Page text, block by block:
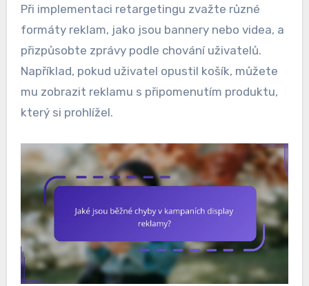
Při implementaci retargetingu zvažte různé
formáty reklam, jako jsou bannery nebo videa, a
přizpůsobte zprávy podle chování uživatelů.
Například, pokud uživatel opustil košík, můžete
mu zobrazit reklamu s připomenutím produktu,
který si prohlížel.